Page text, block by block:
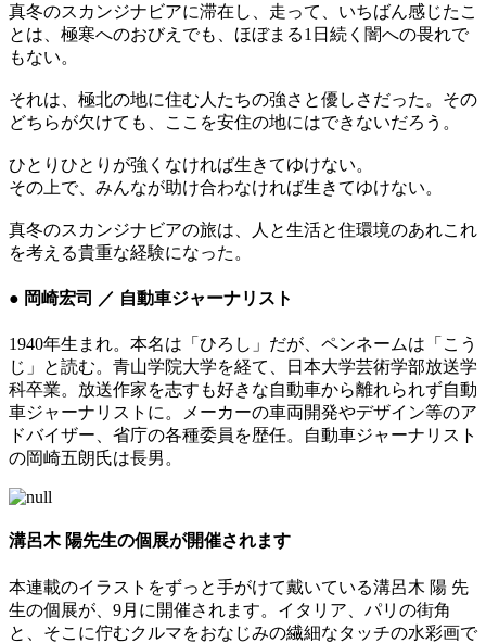
真冬のスカンジナビアに滞在し、走って、いちばん感じたこ
とは、極寒へのおびえでも、ほぼまる1日続く闇への畏れで
もない。
それは、極北の地に住む人たちの強さと優しさだった。その
どちらが欠けても、ここを安住の地にはできないだろう。
ひとりひとりが強くなければ生きてゆけない。
その上で、みんなが助け合わなければ生きてゆけない。
真冬のスカンジナビアの旅は、人と生活と住環境のあれこれ
を考える貴重な経験になった。
● 岡崎宏司 ／ 自動車ジャーナリスト
1940年生まれ。本名は「ひろし」だが、ペンネームは「こう
じ」と読む。青山学院大学を経て、日本大学芸術学部放送学
科卒業。放送作家を志すも好きな自動車から離れられず自動
車ジャーナリストに。メーカーの車両開発やデザイン等のア
ドバイザー、省庁の各種委員を歴任。自動車ジャーナリスト
の岡崎五朗氏は長男。
溝呂木 陽先生の個展が開催されます
本連載のイラストをずっと手がけて戴いている溝呂木 陽 先
生の個展が、9月に開催されます。イタリア、パリの街角
と、そこに佇むクルマをおなじみの繊細なタッチの水彩画で